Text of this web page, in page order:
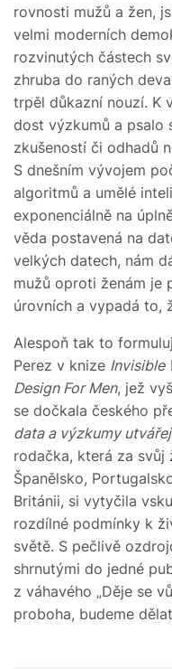
rovnosti mužů a žen,
velmi moderních
rozvinutých částech
zhruba do raných
trpěl důkazní nouzí. K
dost výzkumů a psalo
zkušeností či odhadů
S dnešním vývojem
algoritmů a umělé
exponenciálně na
věda postavená na
velkých datech, nám
mužů oproti ženám je
úrovních a vypadá to,
Alespoň tak to
Perez v knize Invisible
Design For Men, jež
se dočkala českého
data a výzkumy
rodačka, která za
Španělsko,
Británii, si vytyčila
rozdílné podmínky k
světě. S pečlivě
shrnutými do jedné
z váhavého „Děje se
proboha, budeme